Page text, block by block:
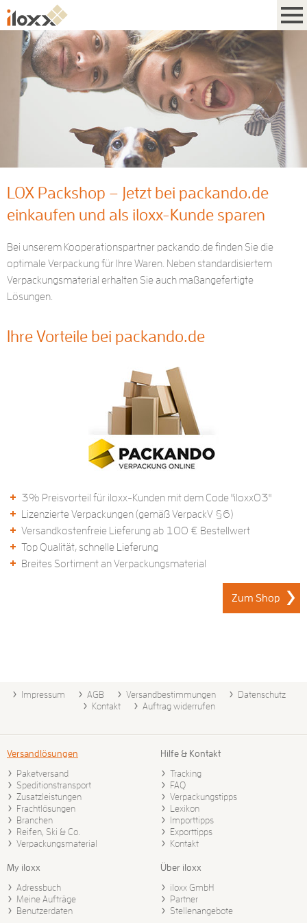
LOX Packshop – Jetzt bei packando.de
einkaufen und als iloxx-Kunde sparen
Bei unserem Kooperationspartner packando.de finden Sie die
optimale Verpackung für Ihre Waren. Neben standardisiertem
Verpackungsmaterial erhalten Sie auch maßangefertigte
Lösungen.
Ihre Vorteile bei packando.de
3% Preisvorteil für iloxx-Kunden mit dem Code "iloxx03"
Lizenzierte Verpackungen (gemäß VerpackV §6)
Versandkostenfreie Lieferung ab 100 € Bestellwert
Top Qualität, schnelle Lieferung
Breites Sortiment an Verpackungsmaterial
Zum Shop
Impressum AGB Versandbestimmungen
Datenschutz
Kontakt
Auftrag widerrufen
Versandlösungen
Paketversand
Speditionstransport
Zusatzleistungen
Frachtlösungen
Branchen
Reifen, Ski & Co.
Verpackungsmaterial
Hilfe & Kontakt
Tracking
FAQ
Verpackungstipps
Lexikon
Importtipps
Exporttipps
Kontakt
My iloxx
Adressbuch
Meine Aufträge
Benutzerdaten
Über iloxx
iloxx GmbH
Partner
Stellenangebote